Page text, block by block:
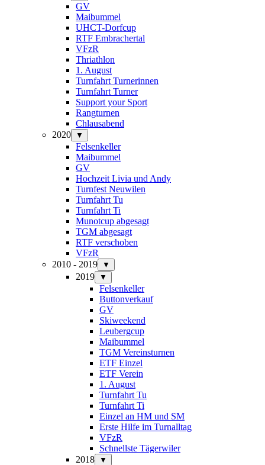
GV
Maibummel
UHCT-Dorfcup
RTF Embrachertal
VFzR
Thriathlon
1. August
Turnfahrt Turnerinnen
Turnfahrt Turner
Support your Sport
Rangturnen
Chlausabend
2020
▼
Felsenkeller
Maibummel
GV
Hochzeit Livia und Andy
Turnfest Neuwilen
Turnfahrt Tu
Turnfahrt Ti
Munotcup abgesagt
TGM abgesagt
RTF verschoben
VFzR
2010 - 2019
▼
2019 ▼
Felsenkeller
Buttonverkauf
GV
Skiweekend
Leubergcup
Maibummel
TGM Vereinsturnen
ETF Einzel
ETF Verein
1. August
Turnfahrt Tu
Turnfahrt Ti
Einzel an HM und SM
Erste Hilfe im Turnalltag
VFzR
Schnellste Tägerwiler
2018
▼